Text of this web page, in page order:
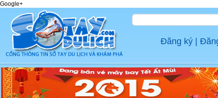
Google+
Đăng ký